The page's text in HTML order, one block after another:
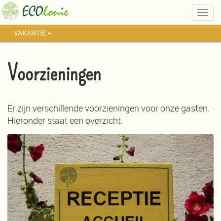
VAKANTIE
Voorzieningen
Er zijn verschillende voorzieningen voor onze gasten.
Hieronder staat een overzicht.